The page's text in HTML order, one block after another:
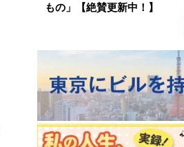
もの」【絶賛更新中！】